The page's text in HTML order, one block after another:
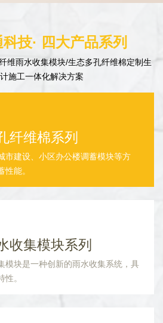
技· 四大产品系列
维雨水收集模块/生态多孔纤维棉定制生
施工一体化解决方案
纤维棉系列
市建设、小区办公楼调蓄模块等方
能。
收集模块系列
模块是一种创新的雨水收集系统，具
。